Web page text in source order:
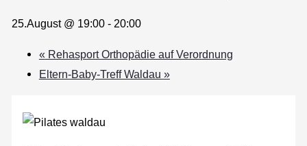
25.August @ 19:00- 20:00
« Rehasport Orthopädie auf Verordnung
Eltern-Baby-Treff Waldau »